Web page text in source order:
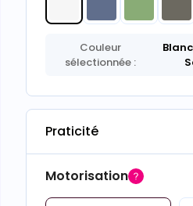
Couleur
sélectionnée :
Praticité
Motorisation